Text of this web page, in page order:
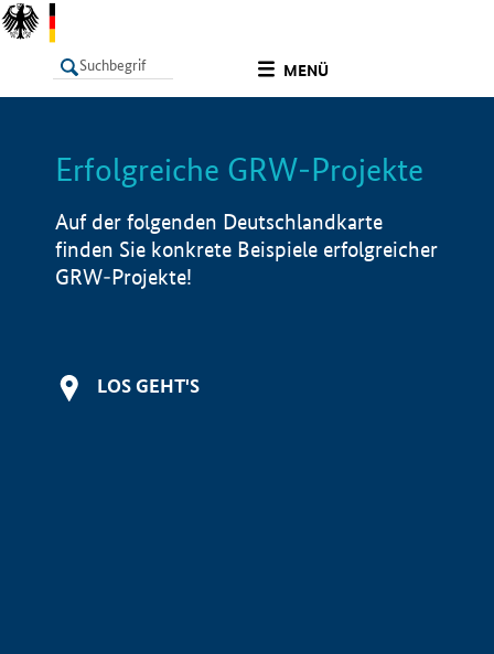
MENÜ
LISTE Info
Erfolgreiche GRW-Projekte
Auf der folgenden Deutschlandkarte
finden Sie konkrete Beispiele erfolgreicher
GRW-Projekte!
LOS GEHT'S